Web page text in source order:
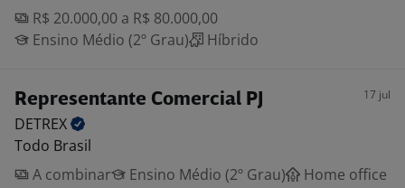
R$ 20.000,00 a R$ 80.000,00
Ensino Médio (2º Grau)
Híbrido
Representante Comercial PJ 17 jul
DETREX
Todo Brasil
A combinar
Ensino Médio (2º Grau) Home office